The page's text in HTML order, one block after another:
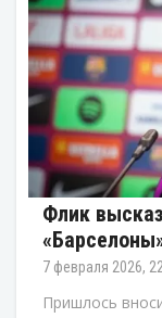
Флик
7 февраля 2026,
Пришлось